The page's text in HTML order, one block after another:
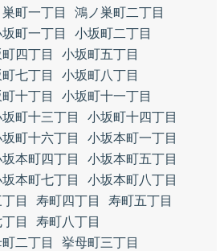
町一丁目
鴻ノ巣町二丁目
町一丁目
小坂町二丁目
四丁目
小坂町五丁目
七丁目
小坂町八丁目
十丁目
小坂町十一丁目
町十三丁目
小坂町十四丁目
町十六丁目
小坂本町一丁目
本町四丁目
小坂本町五丁目
本町七丁目
小坂本町八丁目
目 寿町四丁目
寿町五丁目
目
寿町八丁目
二丁目
挙母町三丁目